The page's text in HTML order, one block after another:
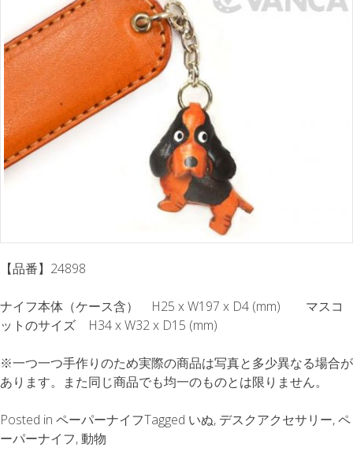
【品番】24898
ナイフ本体（ケース含） H25 x W197 x D4 (mm) マスコ
ットのサイズ H34 x W32 x D15 (mm)
※一つ一つ手作りのため実際の商品は写真と多少異なる場合が
あります。また同じ商品でも均一のものとは限りません。
Posted in ペーパーナイフTagged いぬ, デスクアクセサリー,ペ
ーパーナイフ,動物